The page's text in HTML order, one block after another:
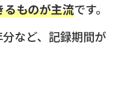
るものが主流です。
など、記録期間が